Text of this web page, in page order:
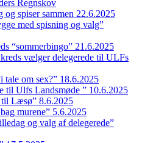
Regnskov
spiser sammen 22.6.2025
med spisning og valg”
“sommerbingo” 21.6.2025
vælger delegerede til ULFs
om sex?” 18.6.2025
til Ulfs Landsmøde ” 10.6.2025
Læsø” 8.6.2025
murene” 5.6.2025
og valg af delegerede”